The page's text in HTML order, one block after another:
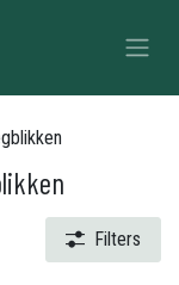
Filters